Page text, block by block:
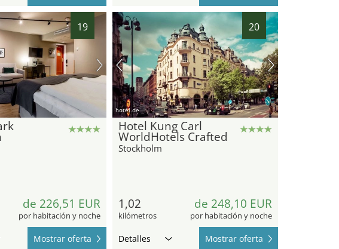
19
de 226,51 EUR
por habitación y noche
Mostrar oferta
20
hotel.de
Hotel Kung Carl
WorldHotels Crafted
Stockholm
1,02
kilómetros
de 248,10 EUR
por habitación y noche
Detalles Mostrar oferta